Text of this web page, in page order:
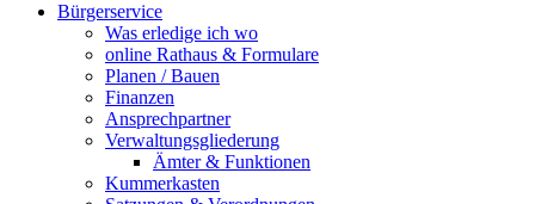
Bürgerservice
Was erledige ich wo
online Rathaus & Formulare
Planen / Bauen
Finanzen
Ansprechpartner
Verwaltungsgliederung
Ämter & Funktionen
Kummerkasten